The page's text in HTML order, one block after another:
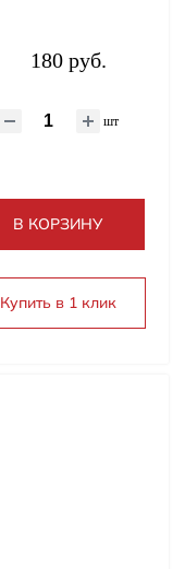
180 руб.
шт
В КОРЗИНУ
Купить в 1 клик